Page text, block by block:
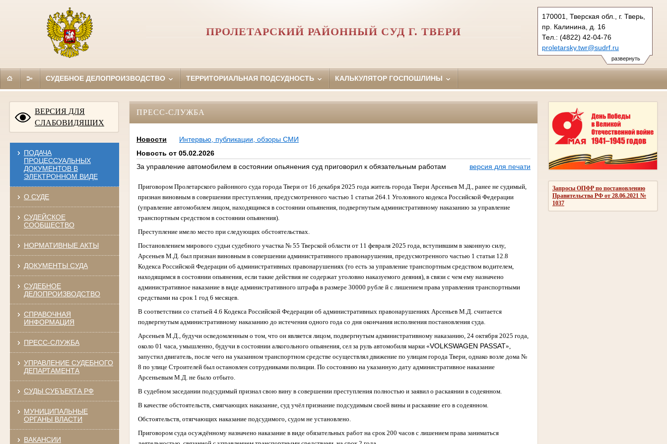
развернуть
170001, Тверская обл., г. Тверь,
пр. Калинина, д. 16
Тел.: (4822) 42-04-76
proletarsky.twr@sudrf.ru
ПРОЛЕТАРСКИЙ РАЙОННЫЙ СУД Г. ТВЕРИ
СУДЕБНОЕ ДЕЛОПРОИЗВОДСТВО ТЕРРИТОРИАЛЬНАЯ ПОДСУДНОСТЬ КАЛЬКУЛЯТОР ГОСПОШЛИНЫ
ВЕРСИЯ ДЛЯ
СЛАБОВИДЯЩИХ
ПОДАЧА
ПРОЦЕССУАЛЬНЫХ
ДОКУМЕНТОВ В
ЭЛЕКТРОННОМ ВИДЕ
О СУДЕ
СУДЕЙСКОЕ
СООБЩЕСТВО
НОРМАТИВНЫЕ АКТЫ
ДОКУМЕНТЫ СУДА
СУДЕБНОЕ
ДЕЛОПРОИЗВОДСТВО
СПРАВОЧНАЯ
ИНФОРМАЦИЯ
ПРЕСС-СЛУЖБА
УПРАВЛЕНИЕ СУДЕБНОГО
ДЕПАРТАМЕНТА
СУДЫ СУБЪЕКТА РФ
МУНИЦИПАЛЬНЫЕ
ОРГАНЫ ВЛАСТИ
ВАКАНСИИ
Запросы ОПФР по постановлению
Правительства РФ от 28.06.2021 №
1037
ПРЕСС-СЛУЖБА
Новости
Интервью, публикации, обзоры СМИ
Новость от 05.02.2026
За управление автомобилем в состоянии опьянения суд приговорил к обязательным работам
версия для печати
Приговором Пролетарского районного суда города Твери от 16 декабря 2025 года житель города Твери Арсеньев М.Д., ранее не судимый,
признан виновным в совершении преступления, предусмотренного частью 1 статьи 264.1 Уголовного кодекса Российской Федерации
(управление автомобилем лицом, находящимся в состоянии опьянения, подвергнутым административному наказанию за управление
транспортным средством в состоянии опьянения).
Преступление имело место при следующих обстоятельствах.
Постановлением мирового судьи судебного участка № 55 Тверской области от 11 февраля 2025 года, вступившим в законную силу,
Арсеньев М.Д. был признан виновным в совершении административного правонарушения, предусмотренного частью 1 статьи 12.8
Кодекса Российской Федерации об административных правонарушениях (то есть за управление транспортным средством водителем,
находящимся в состоянии опьянения, если такие действия не содержат уголовно наказуемого деяния), в связи с чем ему назначено
административное наказание в виде административного штрафа в размере 30000 рубле й с лишением права управления транспортными
средствами на срок 1 год 6 месяцев.
В соответствии со статьей 4.6 Кодекса Российской Федерации об административных правонарушениях Арсеньев М.Д. считается
подвергнутым административному наказанию до истечения одного года со дня окончания исполнения постановления суда.
Арсеньев М.Д., будучи осведомленным о том, что он является лицом, подвергнутым административному наказанию, 24 октября 2025 года,
около 01 часа, умышленно, будучи в состоянии алкогольного опьянения, сел за руль автомобиля марки «VOLKSWAGEN PASSAT»,
запустил двигатель, после чего на указанном транспортном средстве осуществлял движение по улицам города Твери, однако возле дома №
8 по улице Строителей был остановлен сотрудниками полиции. По состоянию на указанную дату административное наказание
Арсеньевым М.Д. не было отбыто.
В судебном заседании подсудимый признал свою вину в совершении преступления полностью и заявил о раскаянии в содеянном.
В качестве обстоятельств, смягчающих наказание, суд учёл признание подсудимым своей вины и раскаяние его в содеянном.
Обстоятельств, отягчающих наказание подсудимого, судом не установлено.
Приговором суда осуждённому назначено наказаниев виде обязательных работ на срок 200 часов с лишением права заниматься